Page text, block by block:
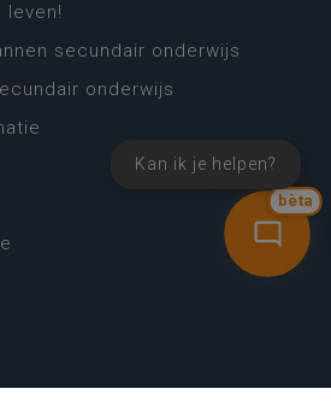
bèta
Kan ik je helpen?
leven!
secundair onderwijs
onderwijs